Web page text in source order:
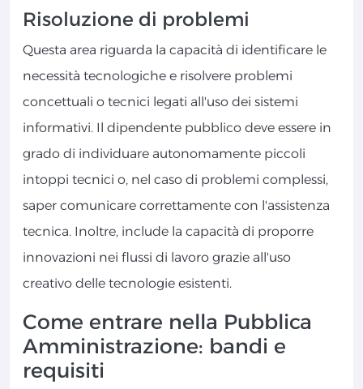
Risoluzione di problemi
Questa area riguarda la capacità di identificare le
necessità tecnologiche e risolvere problemi
concettuali o tecnici legati all'uso dei sistemi
informativi. Il dipendente pubblico deve essere in
grado di individuare autonomamente piccoli
intoppi tecnici o, nel caso di problemi complessi,
saper comunicare correttamente con l'assistenza
tecnica. Inoltre, include la capacità di proporre
innovazioni nei flussi di lavoro grazie all'uso
creativo delle tecnologie esistenti.
Come entrare nella Pubblica
Amministrazione: bandi e
requisiti